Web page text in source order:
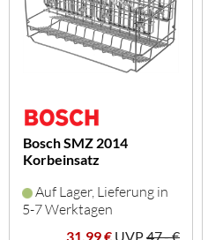
Bosch SMZ 2014
Korbeinsatz
Auf Lager, Lieferung in
5-7 Werktagen
31,99 € UVP47,- €